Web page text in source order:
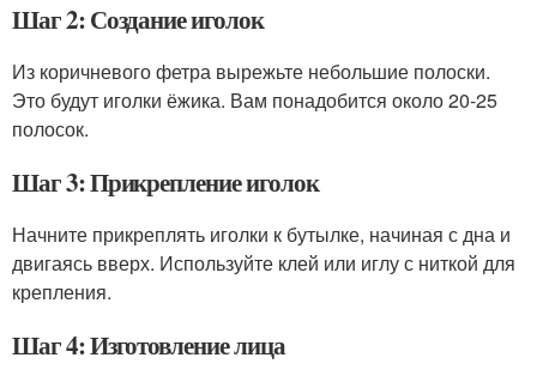
Шаг 2: Создание иголок
Из коричневого фетра вырежьте небольшие полоски.
Это будут иголки ёжика. Вам понадобится около 20-25
полосок.
Шаг 3: Прикрепление иголок
Начните прикреплять иголки к бутылке, начиная с дна и
двигаясь вверх. Используйте клей или иглу с ниткой для
крепления.
Шаг 4: Изготовление лица